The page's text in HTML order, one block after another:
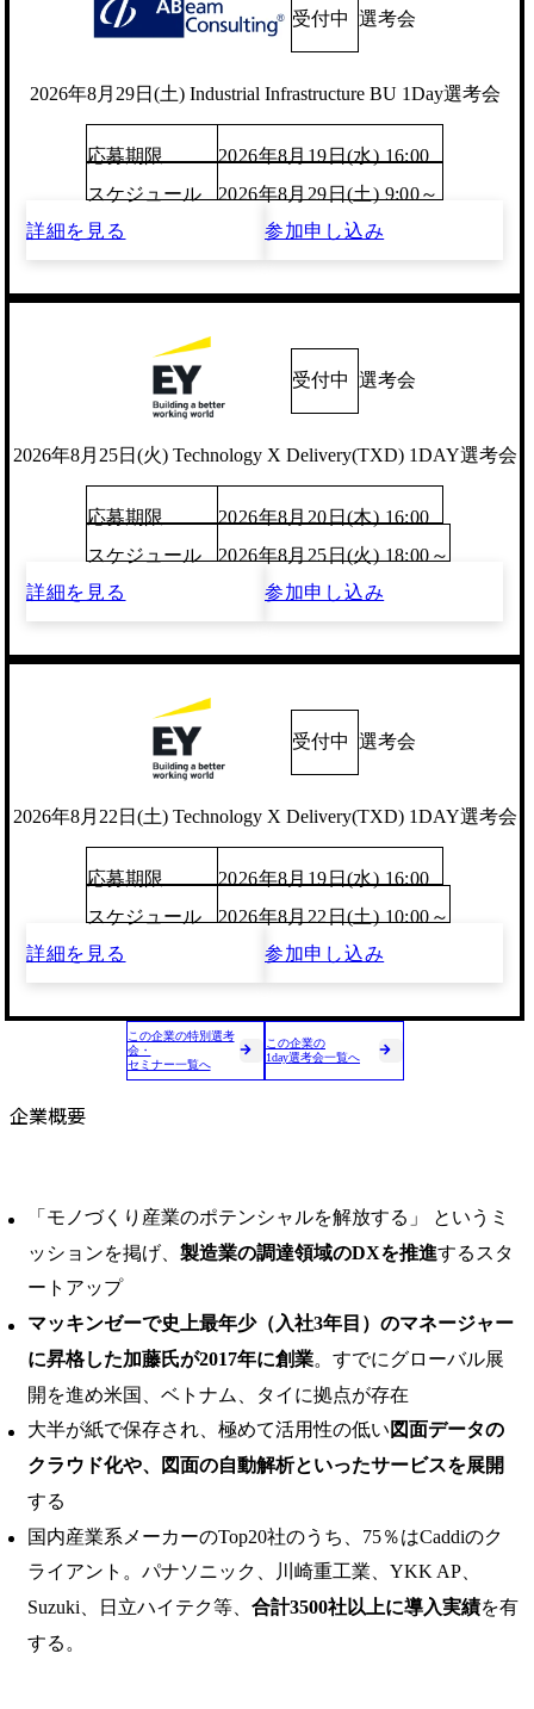
受付中 選考会
2026年8月29日(土) Industrial Infrastructure BU 1Day選考会
応募期限
2026年8月19日(水) 16:00
スケジュール
2026年8月29日(土) 9:00～
詳細を見る
参加申し込み
受付中 選考会
2026年8月25日(火) Technology X Delivery(TXD) 1DAY選考会
応募期限
2026年8月20日(木) 16:00
スケジュール
2026年8月25日(火) 18:00～
詳細を見る
参加申し込み
受付中 選考会
2026年8月22日(土) Technology X Delivery(TXD) 1DAY選考会
応募期限
2026年8月19日(水) 16:00
スケジュール
2026年8月22日(土) 10:00～
詳細を見る
参加申し込み
この企業の特別選考
会・
セミナー一覧へ
この企業の
1day選考会一覧へ
企業概要
「モノづくり産業のポテンシャルを解放する」 というミ
ッションを掲げ、 製造業の調達領域のDXを推進するスタ
ートアップ
マッキンゼーで史上最年少（入社3年目）のマネージャー
に昇格した加藤氏が2017年に創業。すでにグローバル展
開を進め米国、ベトナム、タイに拠点が存在
大半が紙で保存され、極めて活用性の低い 図面データの
クラウド化や、図面の自動解析といったサービスを展開
する
国内産業系メーカーのTop20社のうち、75％はCaddiのク
ライアント。パナソニック、川崎重工業、YKK AP、
Suzuki、日立ハイテク等、 合計3500社以上に導入実績を有
する。